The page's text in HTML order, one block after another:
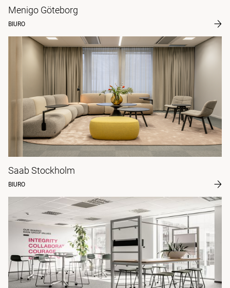
Menigo Göteborg
BIURO
Saab Stockholm
BIURO